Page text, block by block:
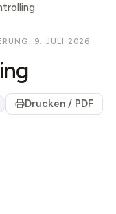
9. JULI 2026
Drucken / PDF